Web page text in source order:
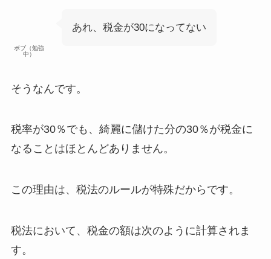
ボブ（勉強
中）
あれ、税金が30になってない
そうなんです。
税率が30％でも、綺麗に儲けた分の30％が税金に
なることはほとんどありません。
この理由は、 税法のルールが特殊だからです。
税法において、税金の額は次のように計算されま
す。